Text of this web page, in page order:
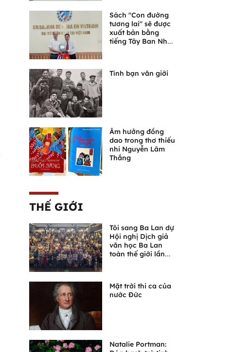
Sách "Con đường
tương lai" sẽ được
xuất bản bằng
tiếng Tây Ban Nha
Tình bạn văn giới
Âm hưởng đồng
dao trong thơ thiếu
nhi Nguyễn Lãm
Thắng
THẾ GIỚI
Tôi sang Ba Lan dự
Hội nghị Dịch giả
văn học Ba Lan
toàn thế giới lần
Mặt trời thi ca của
nước Đức
Natalie Portman: